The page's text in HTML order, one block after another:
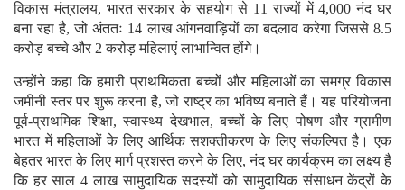
विकास मंत्रालय, भारत सरकार के सहयोग से 11 राज्यों में 4,000 नंद घर
बना रहा है, जो अंततः 14 लाख आंगनवाड़ियों का बदलाव करेगा जिससे 8.5
करोड़ बच्चे और 2 करोड़ महिलाएं लाभान्वित होंगे।
उन्होंने कहा कि हमारी प्राथमिकता बच्चों और महिलाओं का समग्र विकास
जमीनी स्तर पर शुरू करना है, जो राष्ट्र का भविष्य बनाते हैं। यह परियोजना
पूर्व-प्राथमिक शिक्षा, स्वास्थ्य देखभाल, बच्चों के लिए पोषण और ग्रामीण
भारत में महिलाओं के लिए आर्थिक सशक्तीकरण के लिए संकल्पित है। एक
बेहतर भारत के लिए मार्ग प्रशस्त करने के लिए, नंद घर कार्यक्रम का लक्ष्य है
कि हर साल 4 लाख सामुदायिक सदस्यों को सामुदायिक संसाधन केंद्रों के